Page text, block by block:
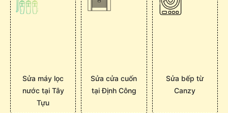
Sửa máy lọc
nước tại Tây
Tựu
Sửa cửa cuốn
tại Định Công
Sửa bếp từ
Canzy